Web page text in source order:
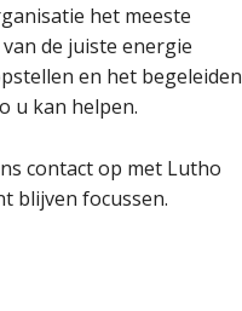
het meeste
de juiste energie
en het begeleiden
u kan helpen.
contact op met Lutho
blijven focussen.